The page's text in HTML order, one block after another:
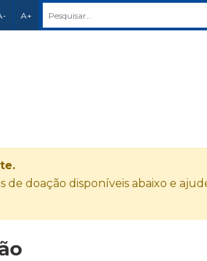
A+
de doação disponíveis abaixo e